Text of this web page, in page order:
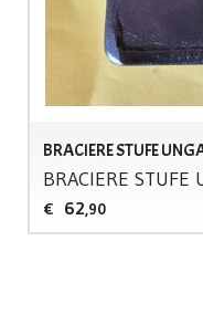
BRACIERE STUFE
BRACIERE STUFE
€ 62,90